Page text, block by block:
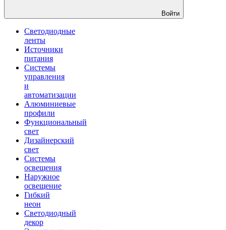
Войти
Светодиодные
ленты
Источники
питания
Системы
управления
и
автоматизации
Алюминиевые
профили
Функциональный
свет
Дизайнерский
свет
Системы
освещения
Наружное
освещение
Гибкий
неон
Светодиодный
декор